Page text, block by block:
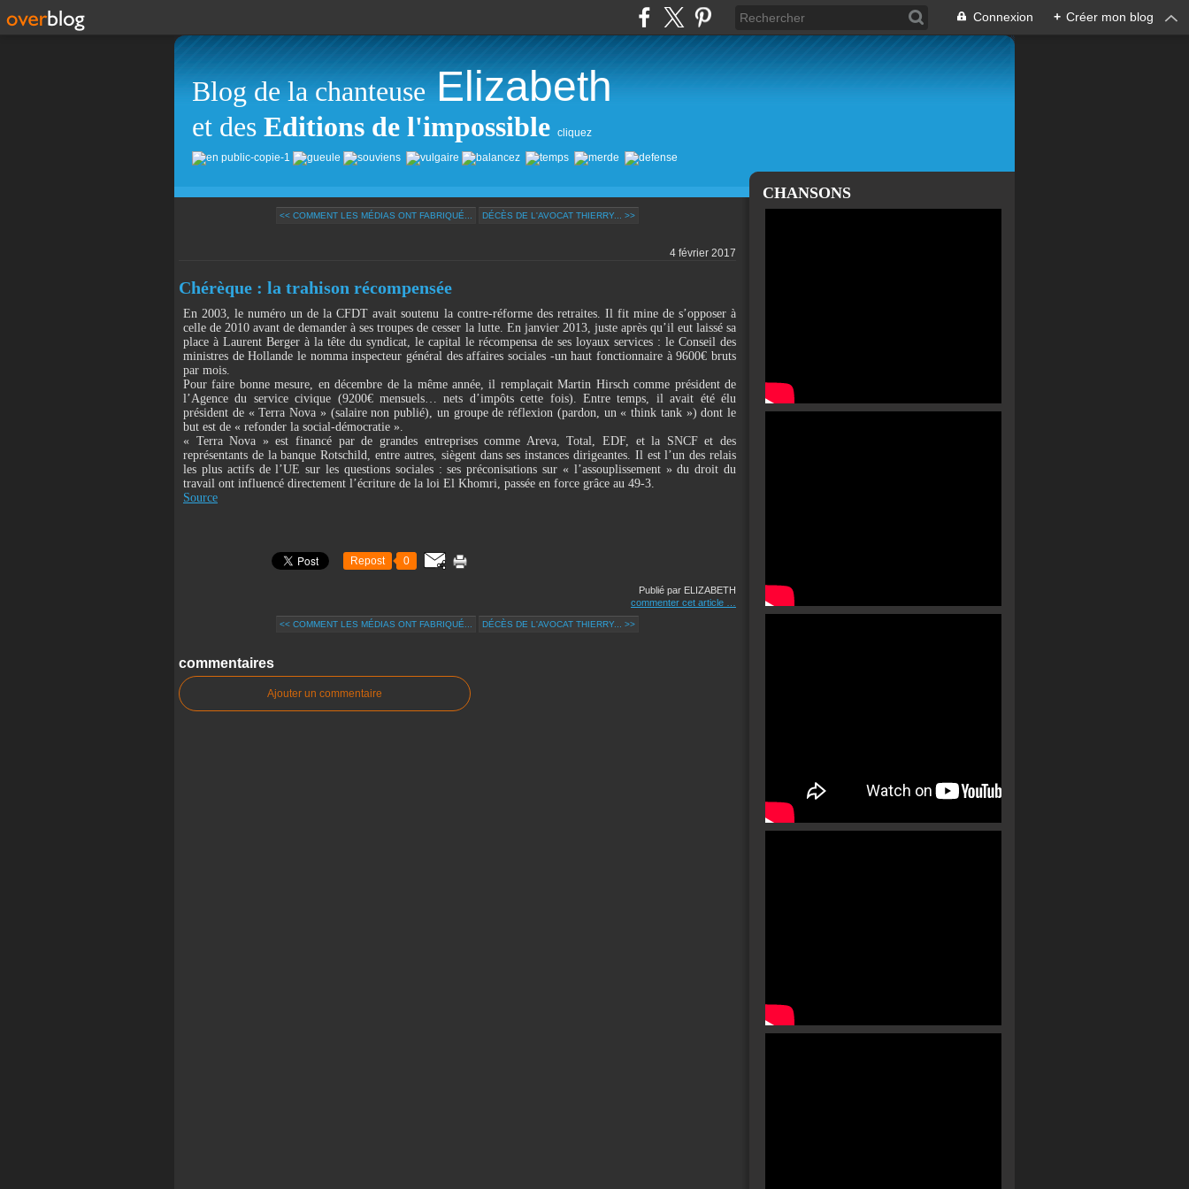
Connexion + Créer mon blog
Blog de la chanteuse Elizabeth
et des Editions de l'impossible cliquez
<< COMMENT LES MÉDIAS ONT FABRIQUÉ... DÉCÈS DE L'AVOCAT THIERRY... >>
4 février 2017
Chérèque : la trahison récompensée
En 2003, le numéro un de la CFDT avait soutenu la contre-réforme des retraites. Il fit mine de s’opposer à
celle de 2010 avant de demander à ses troupes de cesser la lutte. En janvier 2013, juste après qu’il eut laissé sa
place à Laurent Berger à la tête du syndicat, le capital le récompensa de ses loyaux services : le Conseil des
ministres de Hollande le nomma inspecteur général des affaires sociales -un haut fonctionnaire à 9600€ bruts
par mois.
Pour faire bonne mesure, en décembre de la même année, il remplaçait Martin Hirsch comme président de
l’Agence du service civique (9200€ mensuels… nets d’impôts cette fois). Entre temps, il avait été élu
président de « Terra Nova » (salaire non publié), un groupe de réflexion (pardon, un « think tank ») dont le
but est de « refonder la social-démocratie ».
« Terra Nova » est financé par de grandes entreprises comme Areva, Total, EDF, et la SNCF et des
représentants de la banque Rotschild, entre autres, siègent dans ses instances dirigeantes. Il est l’un des relais
les plus actifs de l’UE sur les questions sociales : ses préconisations sur « l’assouplissement » du droit du
travail ont influencé directement l’écriture de la loi El Khomri, passée en force grâce au 49-3.
Source
Repost 0
Publié par ELIZABETH
commenter cet article
<< COMMENT LES MÉDIAS ONT FABRIQUÉ... DÉCÈS DE L'AVOCAT THIERRY... >>
commentaires
Ajouter un commentaire
CHANSONS